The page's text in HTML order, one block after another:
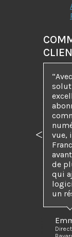
vue,
de
qui
un